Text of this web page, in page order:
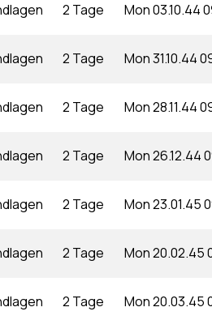
2 Tage Mon 03.10.44
2 Tage Mon 31.10.44
2 Tage Mon 28.11.44
2 Tage Mon 26.12.44
2 Tage Mon 23.01.45
2 Tage Mon 20.02.45
2 Tage Mon 20.03.45